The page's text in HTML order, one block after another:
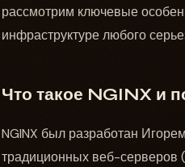
рассмотрим ключевые
инфраструктуре любого
Что такое NGINX и
NGINX был разработан
традиционных веб-серверов